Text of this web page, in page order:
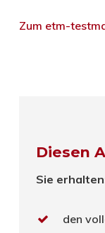
Zum etm-
Diesen
Sie
den